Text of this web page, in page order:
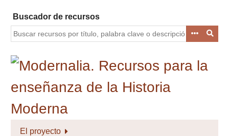
contenido
principal
Buscador de recursos
El proyecto